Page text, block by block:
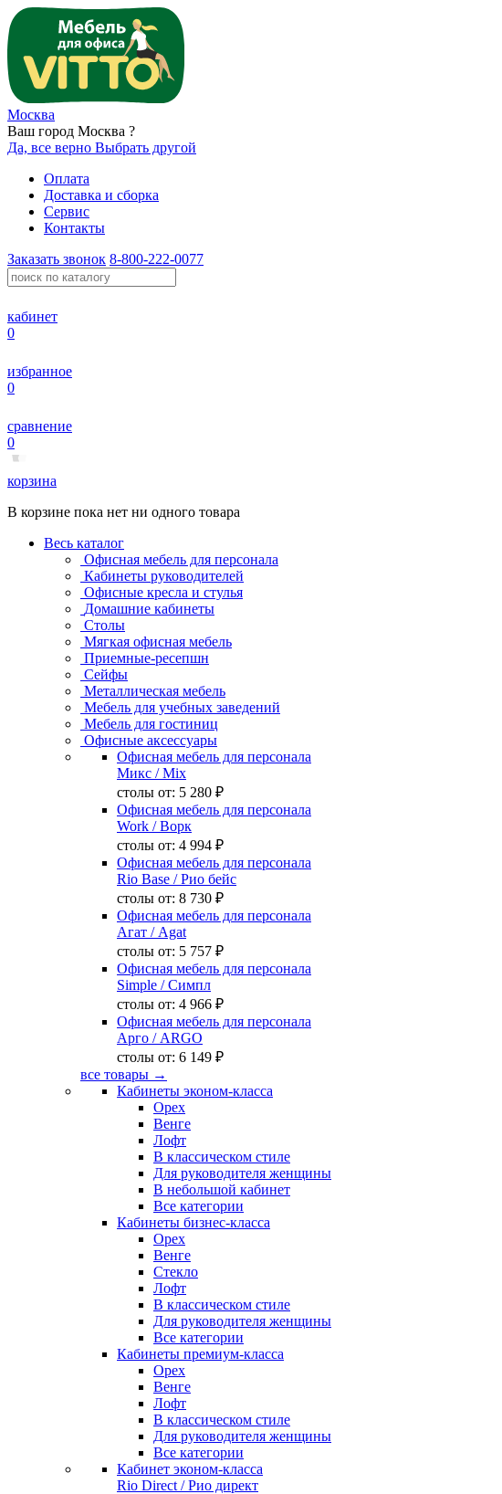
Москва
Ваш город Москва ?
Да, все верно Выбрать другой
Оплата
Доставка и сборка
Сервис
Контакты
Заказать звонок 8-800-222-0077
кабинет
0
избранное
0
сравнение
0
корзина
В корзине пока нет ни одного товара
Весь каталог
Офисная мебель для персонала
Кабинеты руководителей
Офисные кресла и стулья
Домашние кабинеты
Столы
Мягкая офисная мебель
Приемные-ресепшн
Сейфы
Металлическая мебель
Мебель для учебных заведений
Мебель для гостиниц
Офисные аксессуары
Офисная мебель для персонала
Микс / Mix
столы от: 5 280 ₽
Офисная мебель для персонала
Work / Ворк
столы от: 4 994 ₽
Офисная мебель для персонала
Rio Base / Рио бейс
столы от: 8 730 ₽
Офисная мебель для персонала
Агат / Agat
столы от: 5 757 ₽
Офисная мебель для персонала
Simple / Симпл
столы от: 4 966 ₽
Офисная мебель для персонала
Арго / ARGO
столы от: 6 149 ₽
все товары →
Кабинеты эконом-класса
Орех
Венге
Лофт
В классическом стиле
Для руководителя женщины
В небольшой кабинет
Все категории
Кабинеты бизнес-класса
Орех
Венге
Стекло
Лофт
В классическом стиле
Для руководителя женщины
Все категории
Кабинеты премиум-класса
Орех
Венге
Лофт
В классическом стиле
Для руководителя женщины
Все категории
Кабинет эконом-класса
Rio Direct / Рио директ